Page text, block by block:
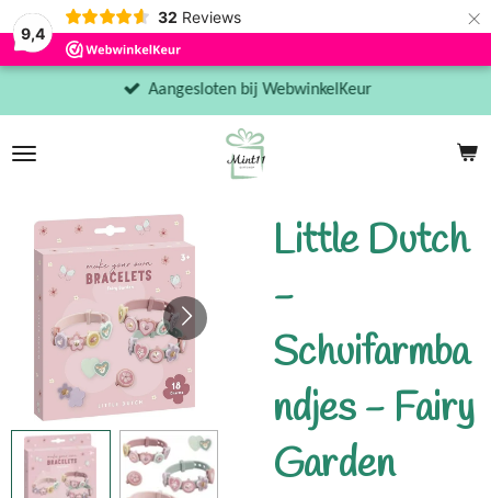
9,4
32 Reviews ×
Aangesloten bij WebwinkelKeur
Little Dutch
-
Schuifarmba
ndjes - Fairy
Garden